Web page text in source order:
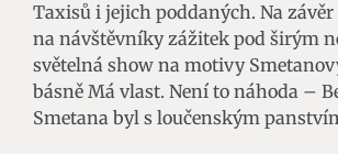
Taxisů i jejich poddaných. Na závěr
na návštěvníky zážitek pod širým
světelná show na motivy
básně Má vlast. Není to náhoda –
Smetana byl s loučenským